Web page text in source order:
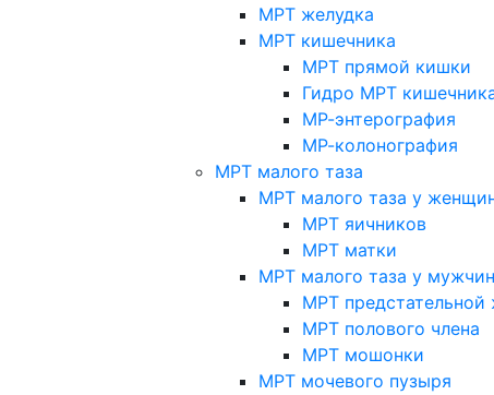
МРТ желудка
МРТ кишечника
МРТ прямой кишки
Гидро МРТ
МР-энтерография
МР-колонография
МРТ малого таза
МРТ малого таза у
МРТ яичников
МРТ матки
МРТ малого таза у мужчин
МРТ предстательной
МРТ полового члена
МРТ мошонки
МРТ мочевого пузыря